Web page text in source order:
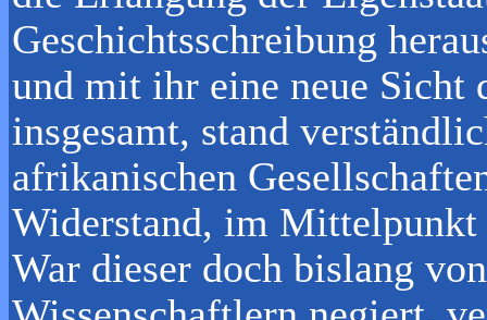
Geschichtsschreibung
und mit ihr eine neue
insgesamt, stand
afrikanischen
Widerstand, im Mittelpunkt
War dieser doch bislang